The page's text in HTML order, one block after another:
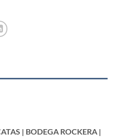
| BODEGA ROCKERA |